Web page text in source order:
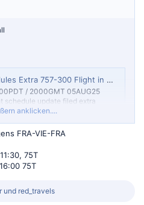
300 Flight in early-Nov 2025 — AeroRoutes
/ 2000GMT 05AUG25
schedule update filed extra
service during Northern winter
Frankfurt – Hurghada route
to be the carrier’s last
anklicken....
FRA-VIE-FRA
75T
75T
und red_travels